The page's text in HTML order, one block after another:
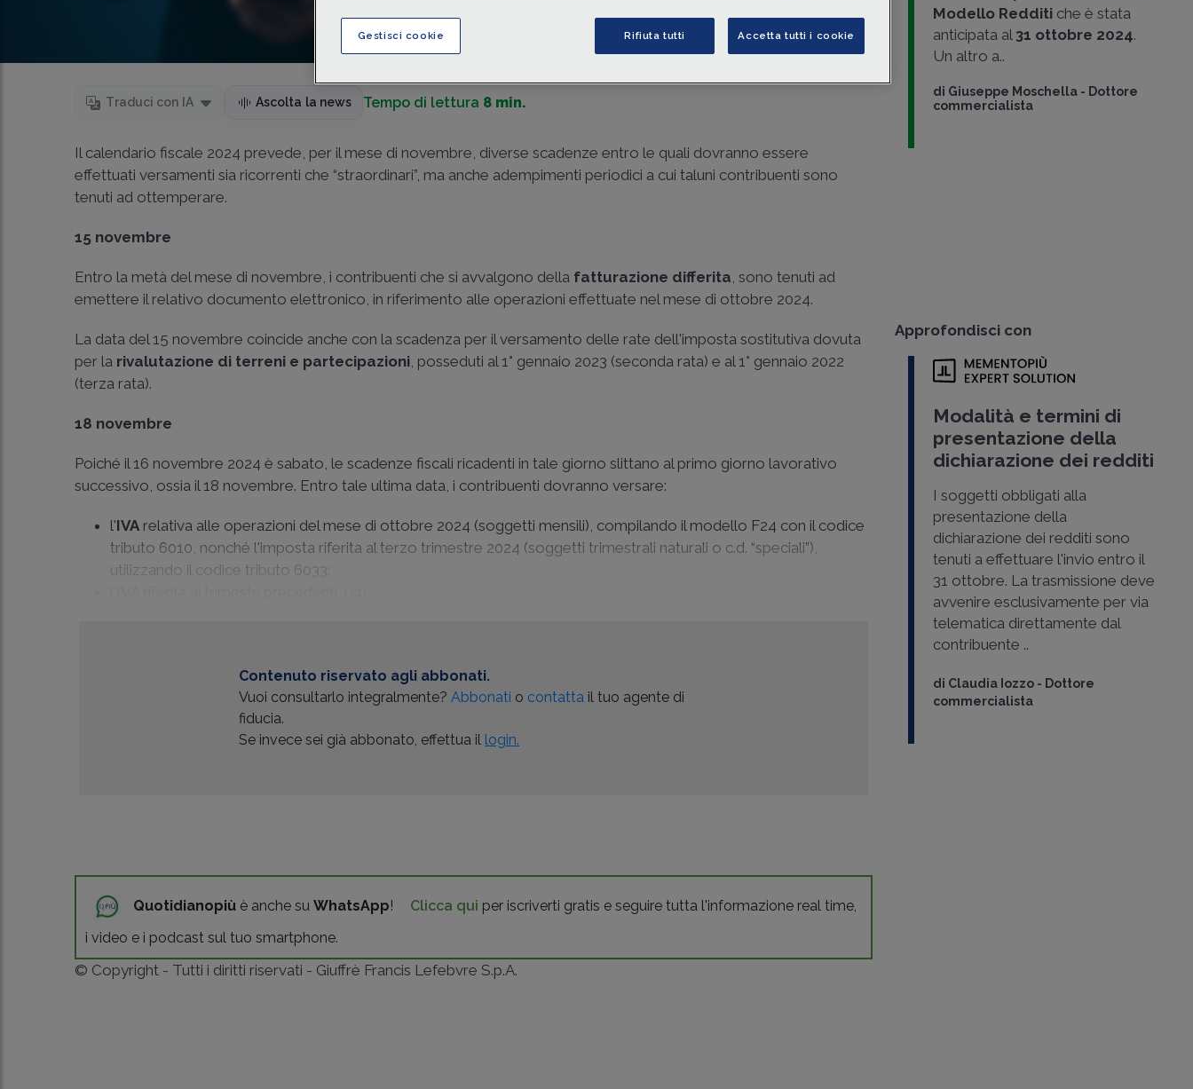
di Claudia Iozzo Dottore commercialista
Traduci con IA Ascolta la news Tempo di lettura 8 min.
Il calendario fiscale 2024 prevede, per il mese di novembre, diverse scadenze entro le quali dovranno essere
effettuati versamenti sia ricorrenti che “straordinari”, ma anche adempimenti periodici a cui taluni contribuenti sono
tenuti ad ottemperare.
15 novembre
Entro la metà del mese di novembre, i contribuenti che si avvalgono della fatturazione differita, sono tenuti ad
emettere il relativo documento elettronico, in riferimento alle operazioni effettuate nel mese di ottobre 2024.
La data del 15 novembre coincide anche con la scadenza per il versamento delle rate dell'imposta sostitutiva dovuta
per la rivalutazione di terreni e partecipazioni, posseduti al 1° gennaio 2023 (seconda rata) e al 1° gennaio 2022
(terza rata).
18 novembre
Poiché il 16 novembre 2024 è sabato, le scadenze fiscali ricadenti in tale giorno slittano al primo giorno lavorativo
successivo, ossia il 18 novembre. Entro tale ultima data, i contribuenti dovranno versare:
l'IVA relativa alle operazioni del mese di ottobre 2024 (soggetti mensili), compilando il modello F24 con il codice
tributo 6010, nonché l'imposta riferita al terzo trimestre 2024 (soggetti trimestrali naturali o c.d. “speciali”),
utilizzando il codice tributo 6033;
Contenuto riservato agli abbonati.
Vuoi consultarlo integralmente?Abbonati o contatta il tuo agente di
fiducia.
Se invece sei già abbonato, effettua il login.
Quotidianopiù è anche suWhatsApp! Clicca qui per iscriverti gratis e seguire tutta l'informazione real time,
i video e i podcast sul tuo smartphone.
© Copyright - Tutti i diritti riservati - Giuffrè Francis Lefebvre S.p.A.
Modello Redditiche è stata
anticipata al 31 ottobre 2024.
Un altro a..
di Giuseppe Moschella - Dottore
commercialista
Approfondisci con
Modalità e termini di
presentazione della
dichiarazione dei redditi
I soggetti obbligati alla
presentazione della
dichiarazione dei redditi sono
tenuti a effettuare l'invio entro il
31 ottobre. La trasmissione deve
avvenire esclusivamente per via
telematica direttamente dal
contribuente ..
di Claudia Iozzo - Dottore
commercialista
Gestisci cookie Rifiuta tutti Accetta tutti i cookie